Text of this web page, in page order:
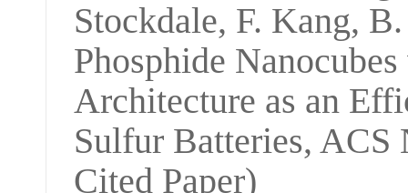
Stockdale, F. Kang,
Phosphide
Architecture as an
Sulfur Batteries, ACS
Cited Paper)